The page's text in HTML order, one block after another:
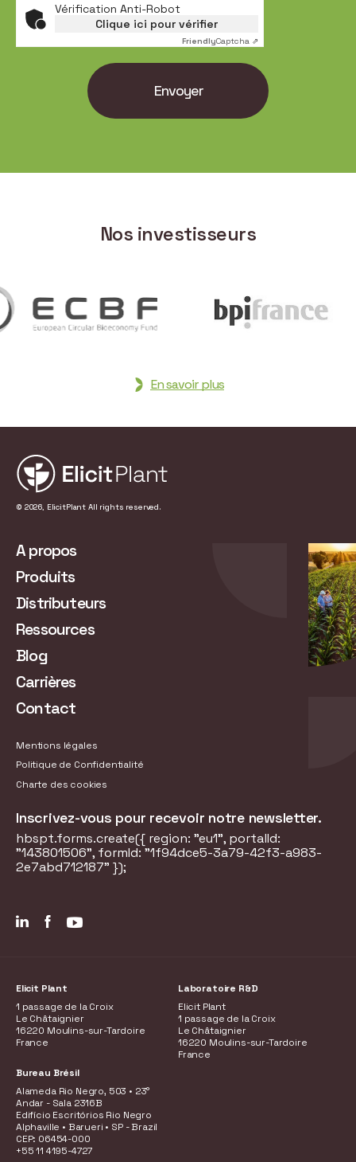
Envoyer
Vérification Anti-Robot
Clique ici pour vérifier
FriendlyCaptcha ⇗
Nos investisseurs
En savoir plus
© 2026, ElicitPlant All rights reserved.
A propos
Produits
Distributeurs
Ressources
Blog
Carrières
Contact
Mentions légales
Politique de Confidentialité
Charte des cookies
Inscrivez-vous pour recevoir notre newsletter.
hbspt.forms.create({ region: "eu1", portalId:
"143801506", formId: "1f94dce5-3a79-42f3-a983-
2e7abd712187" });
Elicit Plant
1 passage de la Croix
Le Châtaignier
16220 Moulins-sur-Tardoire
France
Laboratoire R&D
Elicit Plant
1 passage de la Croix
Le Châtaignier
16220 Moulins-sur-Tardoire
France
Bureau Brésil
Alameda Rio Negro, 503 • 23°
Andar - Sala 2316B
Edifício Escritórios Rio Negro
Alphaville • Barueri • SP - Brazil
CEP: 06454-000
+55 11 4195-4727